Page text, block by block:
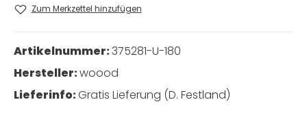
Zum Merkzettel hinzufügen
Artikelnummer:375281-U-180
Hersteller:woood
Lieferinfo:Gratis Lieferung (D. Festland)